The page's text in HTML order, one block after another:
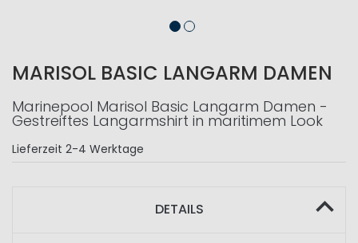
MARISOL BASIC LANGARM DAMEN
Marinepool Marisol Basic Langarm Damen -
Gestreiftes Langarmshirt in maritimem Look
Lieferzeit 2-4 Werktage
DETAILS